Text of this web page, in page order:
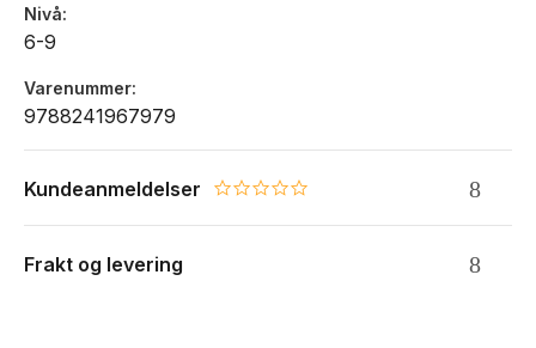
Nivå
6-9
Varenummer
9788241967979
Kundeanmeldelser 0.0 star rating
Frakt og levering